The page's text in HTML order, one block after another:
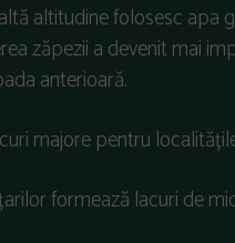
altitudine folosesc apa
zăpezii a devenit mai
anterioară.
majore pentru
formează lacuri de